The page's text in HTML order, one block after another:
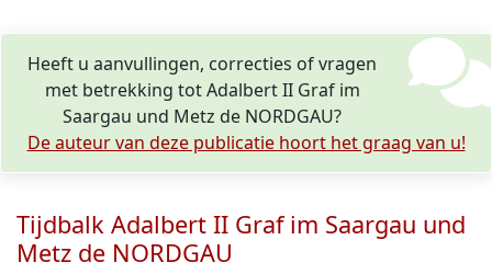
Heeft u aanvullingen, correcties of vragen
met betrekking tot Adalbert II Graf im
Saargau und Metz de NORDGAU?
De auteur van deze publicatie hoort het graag van u!
Tijdbalk Adalbert II Graf im Saargau und
Metz de NORDGAU